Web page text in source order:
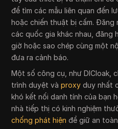
để tìm các mẫu liên quan đến
hoặc chiến thuật bị cấm.
các quốc gia khác nhau, đăng
giờ hoặc sao chép cùng một
đưa ra cảnh báo.
Một số công cụ, như DICloak,
trình duyệt vàproxy duy nhất
khó kết nối danh tính của bạn
nhà tiếp thị có kinh nghiệm
chống phát hiện để giữ an